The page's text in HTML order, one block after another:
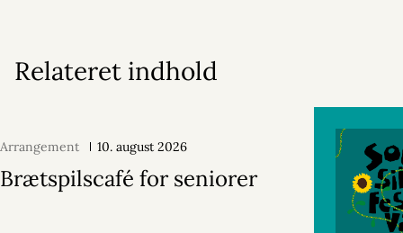
Relateret indhold
Arrangement 10. august 2026
Brætspilscafé for seniorer